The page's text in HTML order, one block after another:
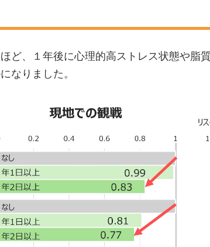
ど、１年後に心理的高ストレス状態や脂
なりました。